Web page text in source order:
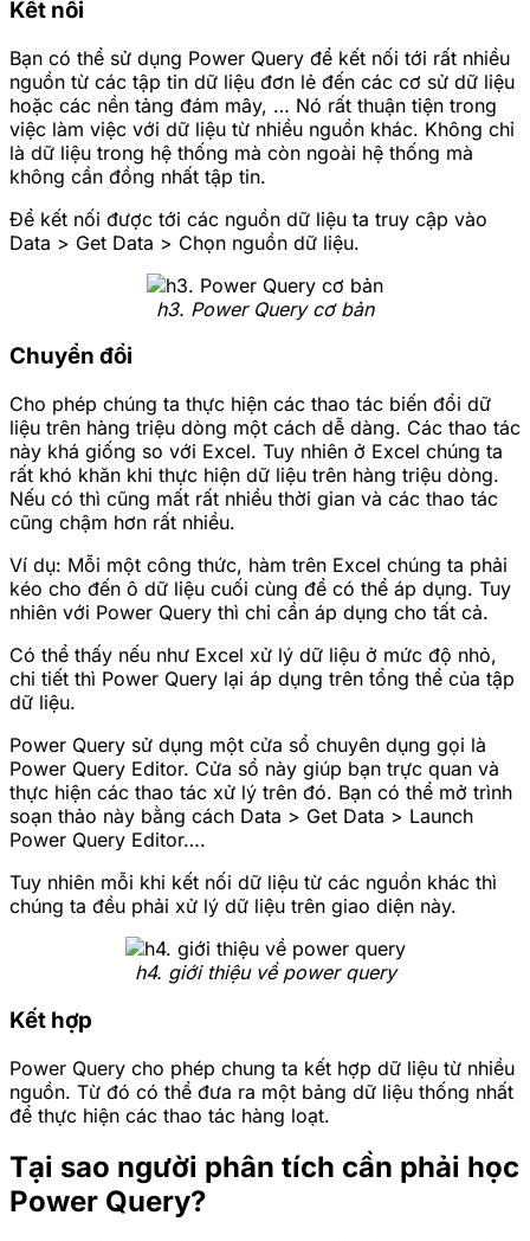
Kết nối
Bạn có thể sử dụng Power Query để kết nối tới rất nhiều
nguồn từ các tập tin dữ liệu đơn lẻ đến các cơ sử dữ liệu
hoặc các nền tảng đám mây, … Nó rất thuận tiện trong
việc làm việc với dữ liệu từ nhiều nguồn khác. Không chỉ
là dữ liệu trong hệ thống mà còn ngoài hệ thống mà
không cần đồng nhất tập tin.
Để kết nối được tới các nguồn dữ liệu ta truy cập vào
Data > Get Data > Chọn nguồn dữ liệu.
h3. Power Query cơ bản
Chuyển đổi
Cho phép chúng ta thực hiện các thao tác biến đổi dữ
liệu trên hàng triệu dòng một cách dễ dàng. Các thao tác
này khá giống so với Excel. Tuy nhiên ở Excel chúng ta
rất khó khăn khi thực hiện dữ liệu trên hàng triệu dòng.
Nếu có thì cũng mất rất nhiều thời gian và các thao tác
cũng chậm hơn rất nhiều.
Ví dụ: Mỗi một công thức, hàm trên Excel chúng ta phải
kéo cho đến ô dữ liệu cuối cùng để có thể áp dụng. Tuy
nhiên với Power Query thì chỉ cần áp dụng cho tất cả.
Có thể thấy nếu như Excel xử lý dữ liệu ở mức độ nhỏ,
chi tiết thì Power Query lại áp dụng trên tổng thể của tập
dữ liệu.
Power Query sử dụng một cửa sổ chuyên dụng gọi là
Power Query Editor. Cửa sổ này giúp bạn trực quan và
thực hiện các thao tác xử lý trên đó. Bạn có thể mở trình
soạn thảo này bằng cách Data > Get Data > Launch
Power Query Editor….
Tuy nhiên mỗi khi kết nối dữ liệu từ các nguồn khác thì
chúng ta đều phải xử lý dữ liệu trên giao diện này.
h4. giới thiệu về power query
Kết hợp
Power Query cho phép chung ta kết hợp dữ liệu từ nhiều
nguồn. Từ đó có thể đưa ra một bảng dữ liệu thống nhất
để thực hiện các thao tác hàng loạt.
Tại sao người phân tích cần phải học
Power Query?